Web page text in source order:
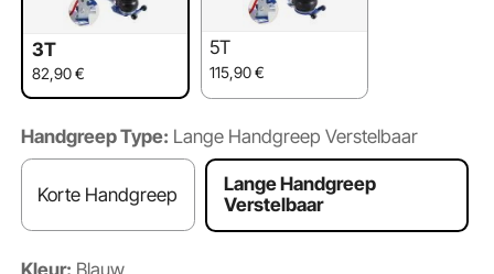
3T
82,90€
5T
115,90€
Handgreep Type: Lange Handgreep Verstelbaar
Korte Handgreep
Lange Handgreep
Verstelbaar
Kleur: Blauw